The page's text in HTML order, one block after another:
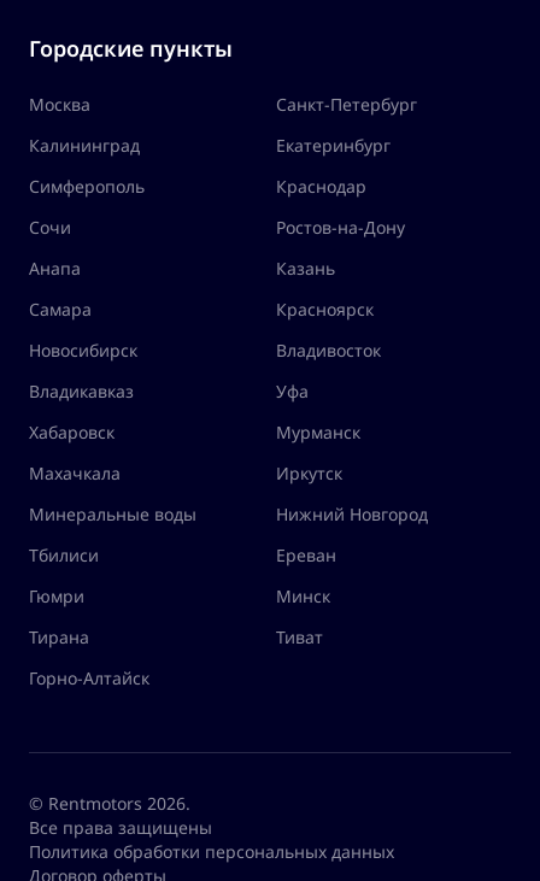
Городские пункты
Москва
Санкт-Петербург
Калининград
Екатеринбург
Симферополь
Краснодар
Сочи
Ростов-на-Дону
Анапа
Казань
Самара
Красноярск
Новосибирск
Владивосток
Владикавказ
Уфа
Хабаровск
Мурманск
Махачкала
Иркутск
Минеральные воды
Нижний Новгород
Тбилиси
Ереван
Гюмри
Минск
Тирана
Тиват
Горно-Алтайск
© Rentmotors 2026.
Все права защищены
Политика обработки персональных данных
Договор оферты